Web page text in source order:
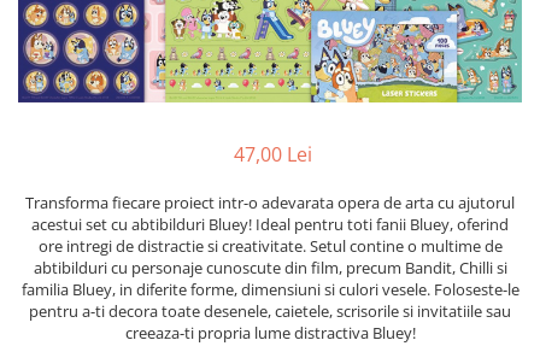
LEGO Harry Potter
LEGO Marvel Super Heroes
LEGO Super Heroes DC
LEGO Sonic the Hedgehog
LEGO Wicked
LEGO Animal Crossing
LEGO Art
47,00 Lei
Transforma fiecare proiect intr-o adevarata opera de arta cu ajutorul
acestui set cu abtibilduri Bluey! Ideal pentru toti fanii Bluey, oferind
ore intregi de distractie si creativitate. Setul contine o multime de
abtibilduri cu personaje cunoscute din film, precum Bandit, Chilli si
familia Bluey, in diferite forme, dimensiuni si culori vesele. Foloseste-le
pentru a-ti decora toate desenele, caietele, scrisorile si invitatiile sau
creeaza-ti propria lume distractiva Bluey!